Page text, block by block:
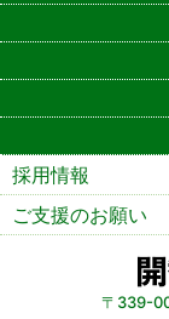
〒339-
採用情報
ご支援のお願い